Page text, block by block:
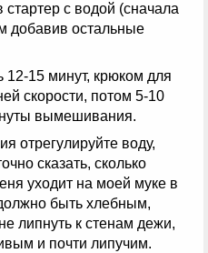
с водой (сначала
добавив остальные
12-15 минут, крюком для
скорости, потом 5-10
вымешивания.
отрегулируйте воду,
сказать, сколько
уходит на моей муке в
быть хлебным,
липнуть к стенам дежи,
и почти липучим.